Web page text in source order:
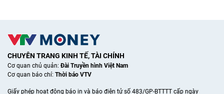
CHUYÊN TRANG KINH TẾ, TÀI CHÍNH
Cơ quan chủ quản:Đài Truyền hình Việt Nam
Cơ quan báo chí: Thời báo VTV
Giấy phép hoạt động báo in và báo điện tử số 483/GP-BTTTT cấp ngày